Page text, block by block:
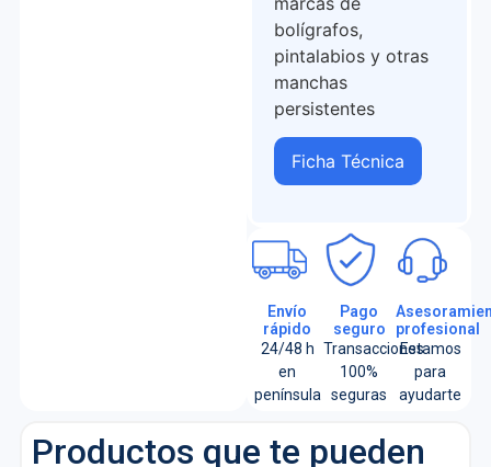
bolígrafos,
pintalabios y otras
manchas
persistentes
Ficha Técnica
Envío
rápido
24/48 h
en
península
Pago
seguro
Transacciones
100%
seguras
profesional
Estamos
para
ayudarte
Productos que te pueden